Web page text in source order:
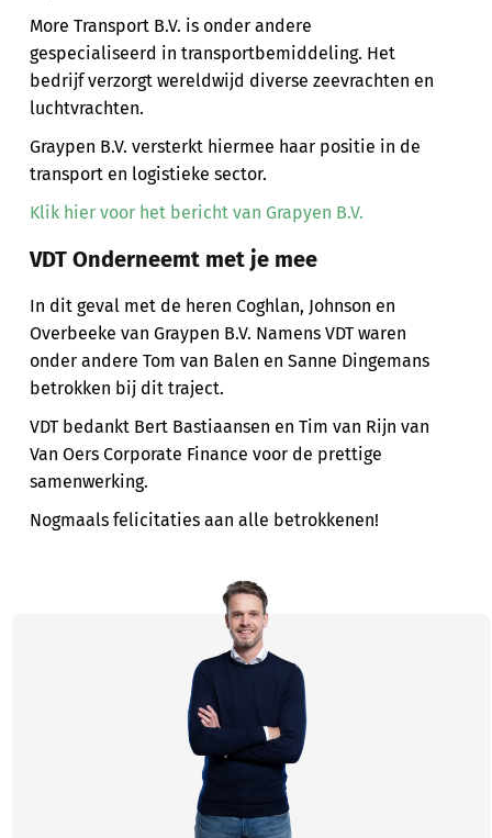
More Transport B.V. is onder andere
gespecialiseerd in transportbemiddeling. Het
bedrijf verzorgt wereldwijd diverse zeevrachten en
luchtvrachten.
Graypen B.V. versterkt hiermee haar positie in de
transport en logistieke sector.
Klik hier voor het bericht van Grapyen B.V.
VDT Onderneemt met je mee
In dit geval met de heren Coghlan, Johnson en
Overbeeke van Graypen B.V. Namens VDT waren
onder andere Tom van Balen en Sanne Dingemans
betrokken bij dit traject.
VDT bedankt Bert Bastiaansen en Tim van Rijn van
Van Oers Corporate Finance voor de prettige
samenwerking.
Nogmaals felicitaties aan alle betrokkenen!